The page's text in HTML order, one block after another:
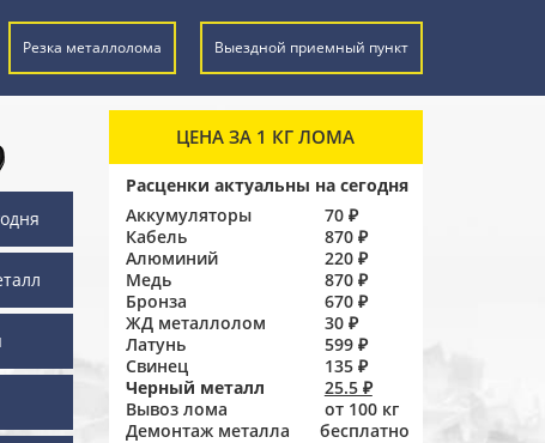
Резка металлолома Выездной приемный пункт
ЦЕНА ЗА 1 КГ ЛОМА
Расценки актуальны на сегодня
Аккумуляторы
70 ₽
Кабель
870 ₽
Алюминий
220 ₽
Медь
870 ₽
Бронза
670 ₽
ЖД металлолом
30 ₽
Латунь
599 ₽
Свинец
135 ₽
Черный металл
25.5 ₽
Вывоз лома
от 100 кг
Демонтаж металла
бесплатно